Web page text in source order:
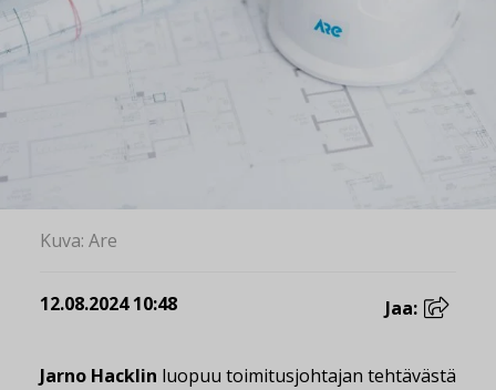
Kuva: Are
12.08.2024 10:48 Jaa:
Jarno Hacklin luopuu toimitusjohtajan tehtävästä